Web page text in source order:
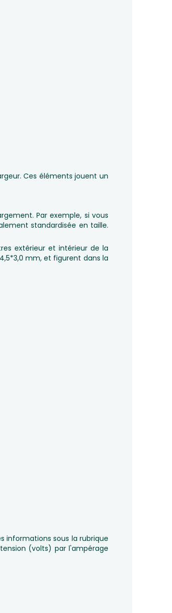
Ces éléments jouent un
Par exemple, si vous
standardisée en taille.
extérieur et intérieur de la
mm, et figurent dans la
informations sous la rubrique
(volts) par l'ampérage